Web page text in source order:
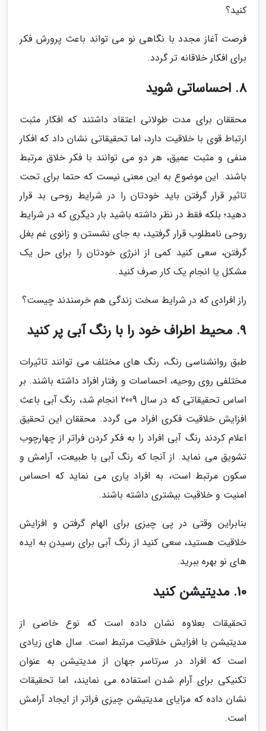
کنید؟
فرصت آغاز مجدد با نگاهی نو می تواند باعث پرورش فکر
برای افکار خلاقانه تر گردد.
8. احساساتی شوید
محققان برای مدت طولانی اعتقاد داشتند که افکار مثبت
ارتباط قوی با خلاقیت دارد، اما تحقیقاتی نشان داد که افکار
منفی و مثبت عمیق، هر دو می توانند با فکر خلاق مرتبط
باشند. این موضوع به این معنی نیست که حتما برای تحت
تاثیر قرار گرفتن باید خودتان را در شرایط روحی بد قرار
دهید؛ بلکه فقط در نظر داشته باشید بار دیگری که در شرایط
روحی نامطلوب قرار گرفتید، به جای نشستن و زانوی غم بغل
گرفتن، سعی کنید کمی از انرژی خودتان را برای حل یک
مشکل یا انجام یک کار صرف کنید.
راز افرادی که در شرایط سخت زندگی هم خرسندند چیست؟
9. محیط اطراف خود را با رنگ آبی پر کنید
طبق روانشناسی رنگ، رنگ های مختلف می توانند تاثیرات
مختلفی روی روحیه، احساسات و رفتار افراد داشته باشند. بر
اساس تحقیقاتی که در سال 2009 انجام شد، رنگ آبی باعث
افزایش خلاقیت فکری افراد می گردد. محققان این تحقیق
اعلام کردند رنگ آبی افراد را به فکر کردن فراتر از چهارچوب
تشویق می نماید. از آنجا که رنگ آبی با طبیعت، آرامش و
سکون مرتبط است، به افراد یاری می نماید که احساس
امنیت و خلاقیت بیشتری داشته باشند.
بنابراین وقتی در پی چیزی برای الهام گرفتن و افزایش
خلاقیت هستید، سعی کنید از رنگ آبی برای رسیدن به ایده
های نو بهره ببرید.
10. مدیتیشن کنید
تحقیقات بعلاوه نشان داده است که نوع خاصی از
مدیتیشن با افزایش خلاقیت مرتبط است. سال های زیادی
است که افراد در سرتاسر جهان از مدیتیشن به عنوان
تکنیکی برای آرام شدن استفاده می نمایند، اما تحقیقات
نشان داده که مزایای مدیتیشن چیزی فراتر از ایجاد آرامش
است.